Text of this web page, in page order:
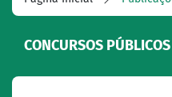
CONCURSOS PÚBLICOS